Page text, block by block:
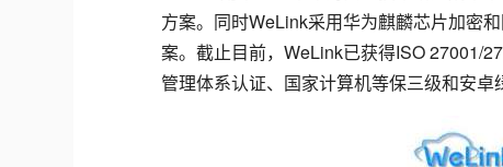
方案。同时WeLink采用华为麒麟芯片加密
案。截止目前，WeLink已获得ISO 27001/
管理体系认证、国家计算机等保三级和安卓